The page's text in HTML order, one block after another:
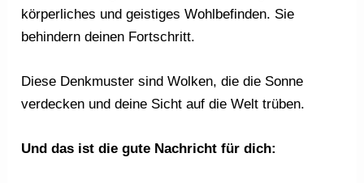
körperliches und geistiges Wohlbefinden. Sie
behindern deinen Fortschritt.
Diese Denkmuster sind Wolken, die die Sonne
verdecken und deine Sicht auf die Welt trüben.
Und das ist die gute Nachricht für dich: